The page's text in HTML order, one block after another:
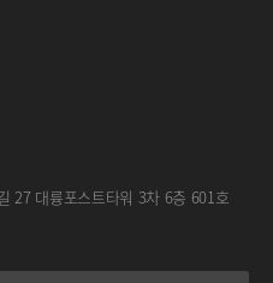
27 대륭포스트타워 3차 6층 601호